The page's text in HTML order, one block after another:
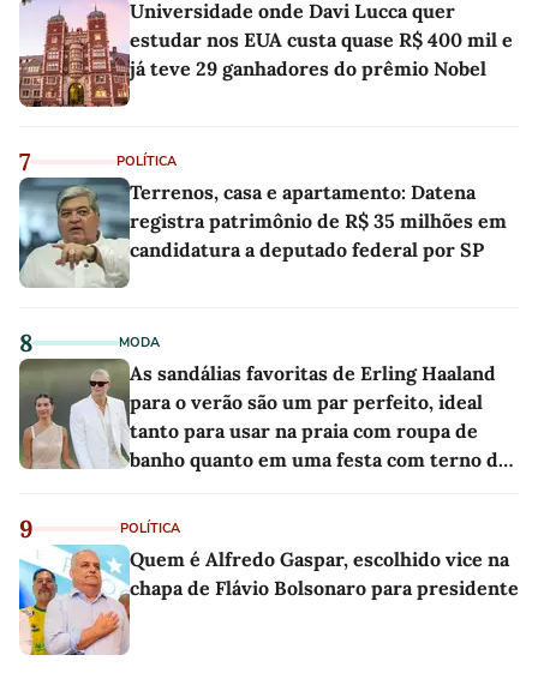
Universidade onde Davi Lucca quer
estudar nos EUA custa quase R$ 400 mil e
já teve 29 ganhadores do prêmio Nobel
7 POLÍTICA
Terrenos, casa e apartamento: Datena
registra patrimônio de R$ 35 milhões em
candidatura a deputado federal por SP
8 MODA
As sandálias favoritas de Erling Haaland
para o verão são um par perfeito, ideal
tanto para usar na praia com roupa de
banho quanto em uma festa com terno de
9 POLÍTICA
Quem é Alfredo Gaspar, escolhido vice na
chapa de Flávio Bolsonaro para presidente